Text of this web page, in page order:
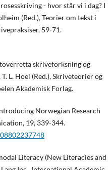
- hvor står vi i dag? I
(Red.), Teorier om tekst i
59-71.
skriveforksning og
L. Hoel (Red.), Skriveteorier og
Akademisk Forlag.
Norwegian Research
19, 339-344.
Literacy (New Literacies and